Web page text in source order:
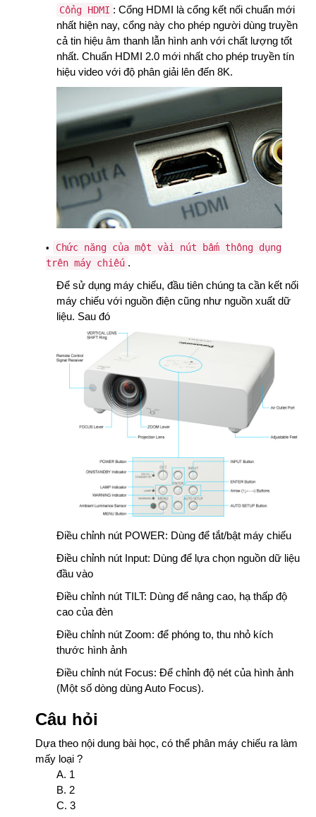
Cổng HDMI : Cổng HDMI là cổng kết nối chuẩn mới
nhất hiện nay, cổng này cho phép người dùng truyền
cả tin hiệu âm thanh lẫn hình anh với chất lượng tốt
nhất. Chuẩn HDMI 2.0 mới nhất cho phép truyền tín
hiệu video với độ phân giải lên đến 8K.
Chức năng của một vài nút bấm thông dụng
trên máy chiếu .
Để sử dụng máy chiếu, đầu tiên chúng ta cần kết nối
máy chiếu với nguồn điện cũng như nguồn xuất dữ
liệu. Sau đó
Điều chỉnh nút POWER: Dùng để tắt/bật máy chiếu
Điều chỉnh nút Input: Dùng để lựa chọn nguồn dữ liệu
đầu vào
Điều chỉnh nút TILT: Dùng để nâng cao, hạ thấp độ
cao của đèn
Điều chỉnh nút Zoom: để phóng to, thu nhỏ kích
thước hình ảnh
Điều chỉnh nút Focus: Để chỉnh độ nét của hình ảnh
(Một số dòng dùng Auto Focus).
Câu hỏi
Dựa theo nội dung bài học, có thể phân máy chiếu ra làm
mấy loại ?
A. 1
B. 2
C. 3